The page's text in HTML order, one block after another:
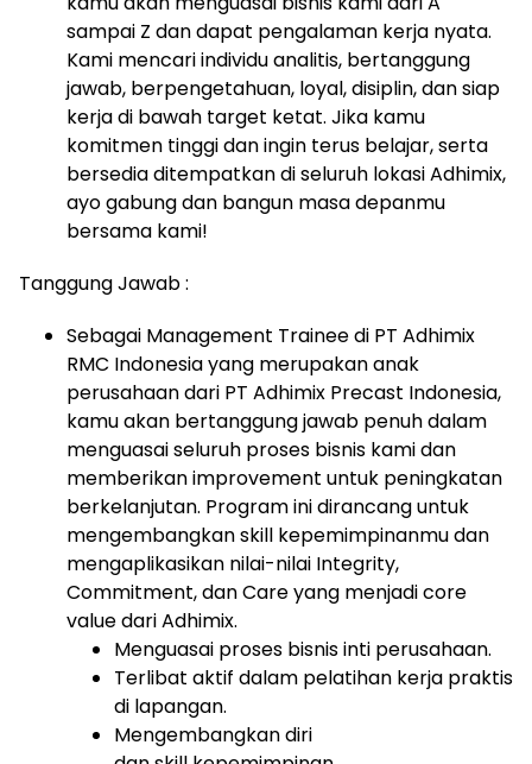
sampai Z dan dapat pengalaman kerja nyata.
Kami mencari individu analitis, bertanggung
jawab, berpengetahuan, loyal, disiplin, dan siap
kerja di bawah target ketat. Jika kamu
komitmen tinggi dan ingin terus belajar, serta
bersedia ditempatkan di seluruh lokasi Adhimix,
ayo gabung dan bangun masa depanmu
bersama kami!
Tanggung Jawab :
Sebagai Management Trainee di PT Adhimix
RMC Indonesia yang merupakan anak
perusahaan dari PT Adhimix Precast Indonesia,
kamu akan bertanggung jawab penuh dalam
menguasai seluruh proses bisnis kami dan
memberikan improvement untuk peningkatan
berkelanjutan. Program ini dirancang untuk
mengembangkan skill kepemimpinanmu dan
mengaplikasikan nilai-nilai Integrity,
Commitment, dan Care yang menjadi core
value dari Adhimix.
Menguasai proses bisnis inti perusahaan.
Terlibat aktif dalam pelatihan kerja praktis
di lapangan.
Mengembangkan diri